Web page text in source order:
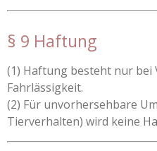
§ 9 Haftung
(1) Haftung besteht nur
Fahrlässigkeit.
(2) Für unvorhersehbare
Tierverhalten) wird keine